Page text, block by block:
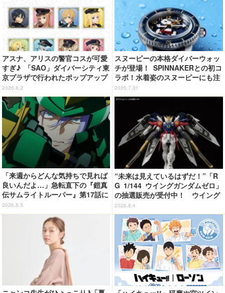
アスナ、アリスの警官コスが可愛
すぎ♪ 「SAO」ダイバーシティ東
京プラザで行われたポップアップ
ショップの事後通販がスタート！
2026.8.2
スヌーピーの本格ダイバーウォッ
チが登場！ SPINNAKERとの初コ
ラボ！水着姿のスヌーピーにも注
目
2026.7.31
「来週からどんな気持ちで見れば
良いんだよ…」急転直下の『鎧真
伝サムライトルーパー』第17話に
感情の追いつかない視聴者が続
出…【ネタバレあり反応まとめ】
2026.8.5
“未来は見えているはずだ！”「R
G 1/144 ウイングガンダムゼロ」
の抽選販売が受付中！ ウイング
バインダーにRGならではのギミ
ックを搭載
2026.8.4